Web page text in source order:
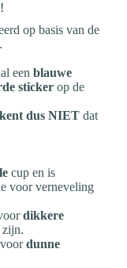
op basis van de
.
een blauwe
sticker op de
dus NIET dat
cup en is
voor verneveling
dikkere
zijn.
dunne
voor paarden ter
is een poedermix
kamille,
kruiden en mineralen
van een paard. Zo
het bijdraagt
heeft het
van een paard. Naast
diverse kruiden met
van een paard.
en
op de maagwand.